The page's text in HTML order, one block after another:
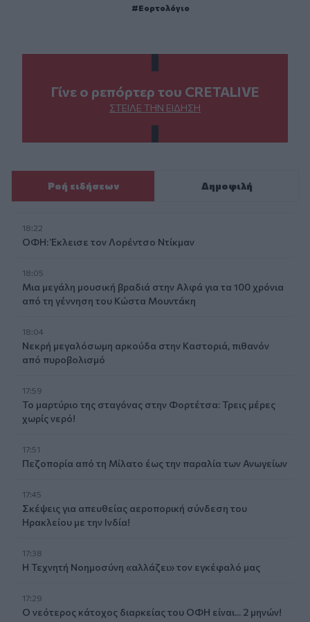
Εορτολόγιο
Γίνε ο ρεπόρτερ του CRETALIVE
ΣΤΕΊΛΕ ΤΗΝ ΕΊΔΗΣΗ
Ροή ειδήσεων Δημοφιλή
18:22
ΟΦΗ: Έκλεισε τον Λορέντσο Ντίκμαν
18:05
Μια μεγάλη μουσική βραδιά στην Αλφά για τα 100 χρόνια
από τη γέννηση του Κώστα Μουντάκη
18:04
Νεκρή μεγαλόσωμη αρκούδα στην Καστοριά, πιθανόν
από πυροβολισμό
17:59
Το μαρτύριο της σταγόνας στην Φορτέτσα: Τρεις μέρες
χωρίς νερό!
17:51
Πεζοπορία από τη Μίλατο έως την παραλία των Ανωγείων
17:45
Σκέψεις για απευθείας αεροπορική σύνδεση του
Ηρακλείου με την Ινδία!
17:38
Η Τεχνητή Νοημοσύνη «αλλάζει» τον εγκέφαλό μας
17:29
Ο νεότερος κάτοχος διαρκείας του ΟΦΗ είναι... 2 μηνών!